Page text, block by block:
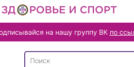
на нашу группу ВК по
В списке найденных